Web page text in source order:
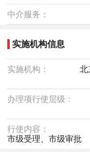
中介服务：
实施机构信息
实施机构：
北
办理项行使层级：
行使内容：
市级受理、市级审批